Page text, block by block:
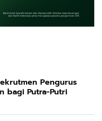
Pengurus
bagi Putra-Putri